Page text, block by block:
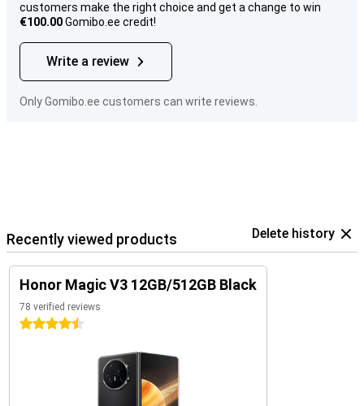
customers make the right choice and get a change to win
€100.00Gomibo.ee credit!
Write a review
Only Gomibo.ee customers can write reviews.
Recently viewed products Delete history
Honor Magic V3 12GB/512GB Black
78 verified reviews
4.5 stars